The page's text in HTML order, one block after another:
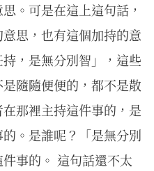
。可是在這上這句話，
思，也有這個加持的意
，是無分別智」，這些
隨隨便便的，都不是散
那裡主持這件事的，是
。是誰呢？「是無分別
事的。 這句話還不太